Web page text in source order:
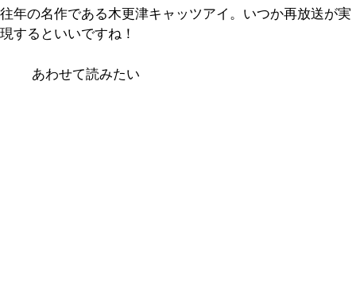
往年の名作である木更津キャッツアイ。いつか再放送が実
現するといいですね！
あわせて読みたい